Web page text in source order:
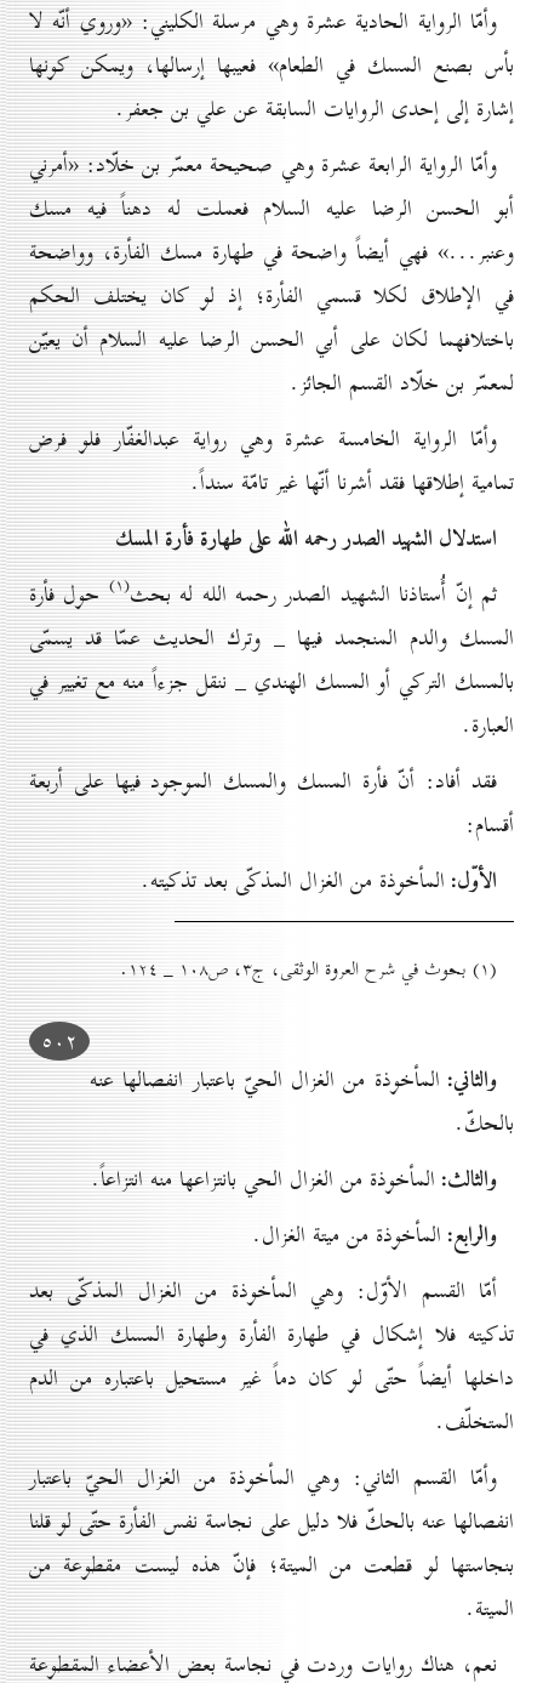
وأمّا الرواية الحادية عشرة وهي مرسلة الكليني: «وروي أنّه لا
بأس بصنع المسك في الطعام» فعيبها إرسالها، ويمكن كونها
إشارة إلى إحدى الروايات السابقة عن علي بن جعفر.
وأمّا الرواية الرابعة عشرة وهي صحيحة معمّر بن خلّاد: «أمرني
أبو الحسن الرضا عليه السلام فعملت له دهناً فيه مسك
وعنبر...» فهي أيضاً واضحة في طهارة مسك الفأرة، وواضحة
في الإطلاق لكلا قسمي الفأرة؛ إذ لو كان يختلف الحكم
باختلافهما لكان على أبي الحسن الرضا عليه السلام أن يعيّن
لمعمّر بن خلّاد القسم الجائز.
وأمّا الرواية الخامسة عشرة وهي رواية عبدالغفّار فلو فرض
تمامية إطلاقها فقد أشرنا أنّها غير تامّة سنداً.
استدلال الشهيد الصدر رحمه الله علی طهارة فأرة المسك
ثم إنّ أُستاذنا الشهيد الصدر رحمه الله له بحث(۱)
حول فأرة
المسك والدم المنجمد فيها _ وترك الحديث عمّا قد يسمّى
بالمسك التركي أو المسك الهندي _ ننقل جزءاً منه مع تغيير في
العبارة.
فقد أفاد: أنّ فأرة المسك والمسك الموجود فيها على أربعة
أقسام:
الأوّل: المأخوذة من الغزال المذكّى بعد تذكيته.
(۱) بحوث في شرح العروة الوثقى، ج۳، ص۱٠۸ _ ۱۲٤.
٥٠۲
والثاني: المأخوذة من الغزال الحيّ باعتبار انفصالها عنه
بالحكّ.
والثالث: المأخوذة من الغزال الحي بانتزاعها منه انتزاعاً.
والرابع: المأخوذة من ميتة الغزال.
أمّا القسم الأوّل: وهي المأخوذة من الغزال المذكّى بعد
تذكيته فلا إشكال في طهارة الفأرة وطهارة المسك الذي في
داخلها أيضاً حتّى لو كان دماً غير مستحيل باعتباره من الدم
المتخلّف.
وأمّا القسم الثاني: وهي المأخوذة من الغزال الحيّ باعتبار
انفصالها عنه بالحكّ فلا دليل على نجاسة نفس الفأرة حتّى لو قلنا
بنجاستها لو قطعت من الميتة؛ فإنّ هذه ليست مقطوعة من
الميتة.
نعم، هناك روايات وردت في نجاسة بعض الأعضاء المقطوعة